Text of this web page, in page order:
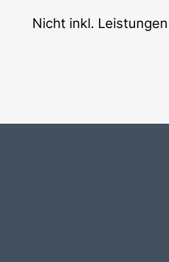
Nicht inkl. Leistungen